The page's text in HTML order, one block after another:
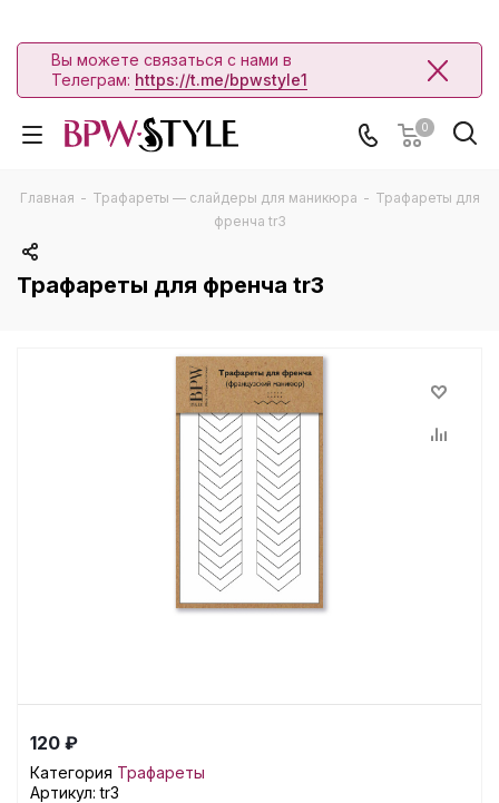
Вы можете связаться с нами в
Телеграм: https://t.me/bpwstyle1
0
Главная - Трафареты — слайдеры для маникюра - Трафареты для
френча tr3
Трафареты для френча tr3
120 ₽
Категория Трафареты
Артикул:tr3